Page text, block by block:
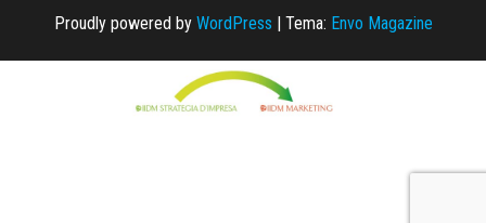
Proudly powered by WordPress Tema: Envo Magazine